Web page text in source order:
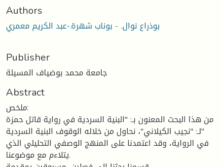
Authors
بوذراع نوال. - بوناب شهرة.-عبد الكريم معمري
Publisher
جامعة محمد بوضياف المسيلة
Abstract
ملخص:
من هذا البحث المعنون بـ: "البنية السردية في رواية قاتل حمزة
"لـ: "نجيب الكيلاني"، نحاول من خلاله الوقوف البنية السردية
في الرواية، وقد اعتمدنا على المنهج الوصفي التحليلي الذي
يتلاءم مع موضوعنا.